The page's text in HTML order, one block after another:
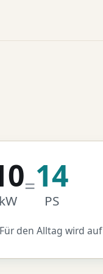
kW
=14
PS
den Alltag wird auf